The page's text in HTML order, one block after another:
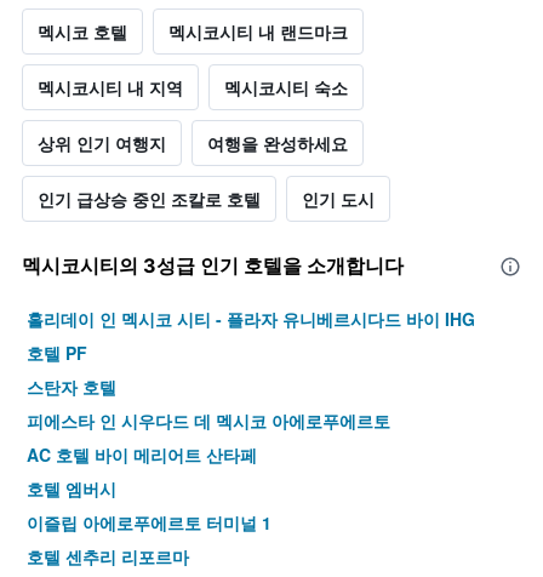
멕시코 호텔 멕시코시티 내 랜드마크
멕시코시티 내 지역 멕시코시티 숙소
상위 인기 여행지 여행을 완성하세요
인기 급상승 중인 조칼로 호텔 인기 도시
멕시코시티​의 3​성급 인기 호텔을 소개합니다
홀리데이 인 멕시코 시티 - 플라자 유니베르시다드 바이 IHG
호텔 PF
스탄자 호텔
피에스타 인 시우다드 데 멕시코 아에로푸에르토
AC 호텔 바이 메리어트 산타페
호텔 엠버시
이즐립 아에로푸에르토 터미널 1
호텔 센추리 리포르마